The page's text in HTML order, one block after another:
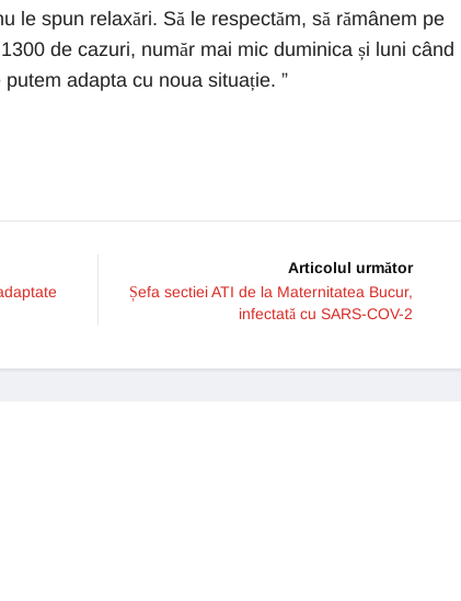
le spun relaxări. Să le respectăm, să rămânem pe
de cazuri, număr mai mic duminica și luni când
putem adapta cu noua situație. ”
Articolul următor
Șefa sectiei ATI de la Maternitatea Bucur,
infectată cu SARS-COV-2